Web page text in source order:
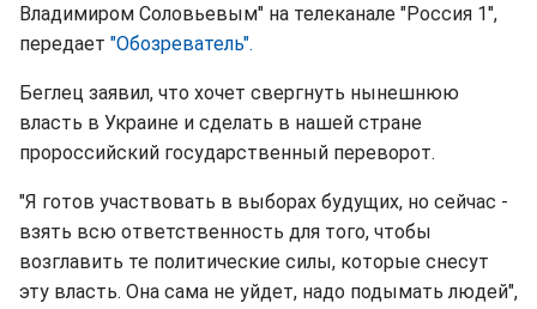
Владимиром Соловьевым" на телеканале "Россия 1",
передает "Обозреватель".
Беглец заявил, что хочет свергнуть нынешнюю
власть в Украине и сделать в нашей стране
пророссийский государственный переворот.
"Я готов участвовать в выборах будущих, но сейчас -
взять всю ответственность для того, чтобы
возглавить те политические силы, которые снесут
эту власть. Она сама не уйдет, надо подымать людей",